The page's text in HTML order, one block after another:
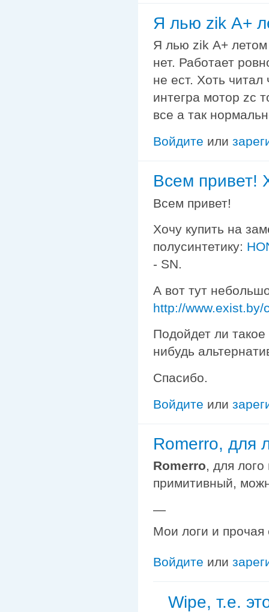
Я лью zik А+
Я лью zik А+ летом
нет. Работает
не ест. Хоть
интегра мотор zc
все а так
Войдите или
Всем привет!
Всем привет!
Хочу купить на
полусинтетику:
- SN.
А вот тут
http://
Подойдет ли
нибудь
Спасибо.
Войдите или
Romerro, для
Romerro, для
примитивный,
—
Мои логи и
Войдите или
Wipe, т.е.